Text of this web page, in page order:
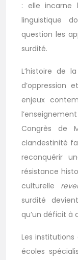
: elle incarne
linguistique
question les
surdité.
L’histoire de
d’oppression
enjeux
Congrès de
clandestinité
reconquérir
résistance
culturelle
surdité
qu’un déficit à
Les
écoles